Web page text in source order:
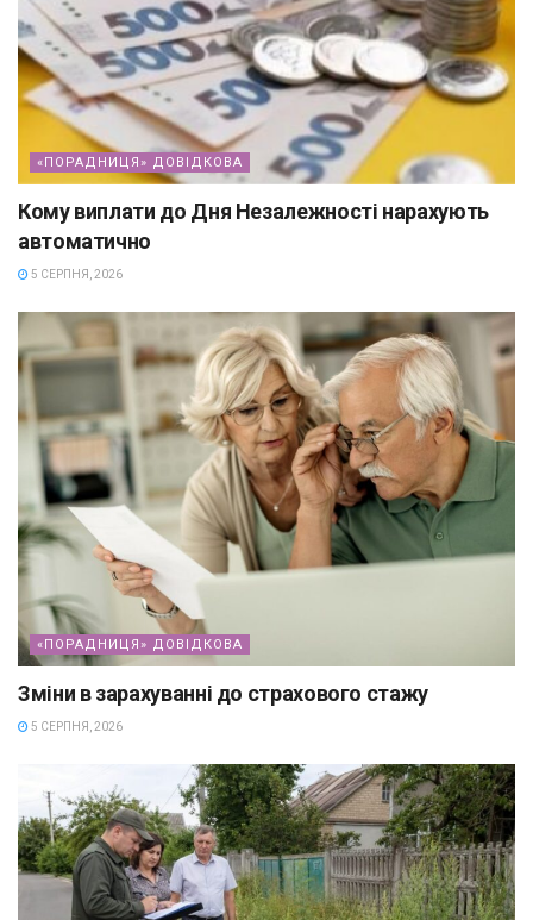
«ПОРАДНИЦЯ» ДОВІДКОВА
Кому виплати до Дня Незалежності нарахують
автоматично
5 СЕРПНЯ, 2026
«ПОРАДНИЦЯ» ДОВІДКОВА
Зміни в зарахуванні до страхового стажу
5 СЕРПНЯ, 2026